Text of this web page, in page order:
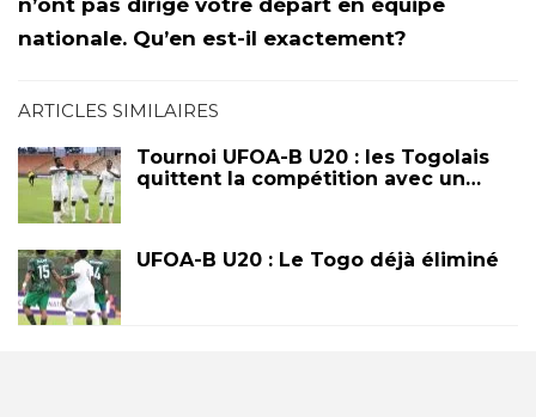
n’ont pas dirigé votre départ en équipe
nationale. Qu’en est-il exactement?
ARTICLES SIMILAIRES
Tournoi UFOA-B U20 : les Togolais
quittent la compétition avec un…
UFOA-B U20 : Le Togo déjà éliminé